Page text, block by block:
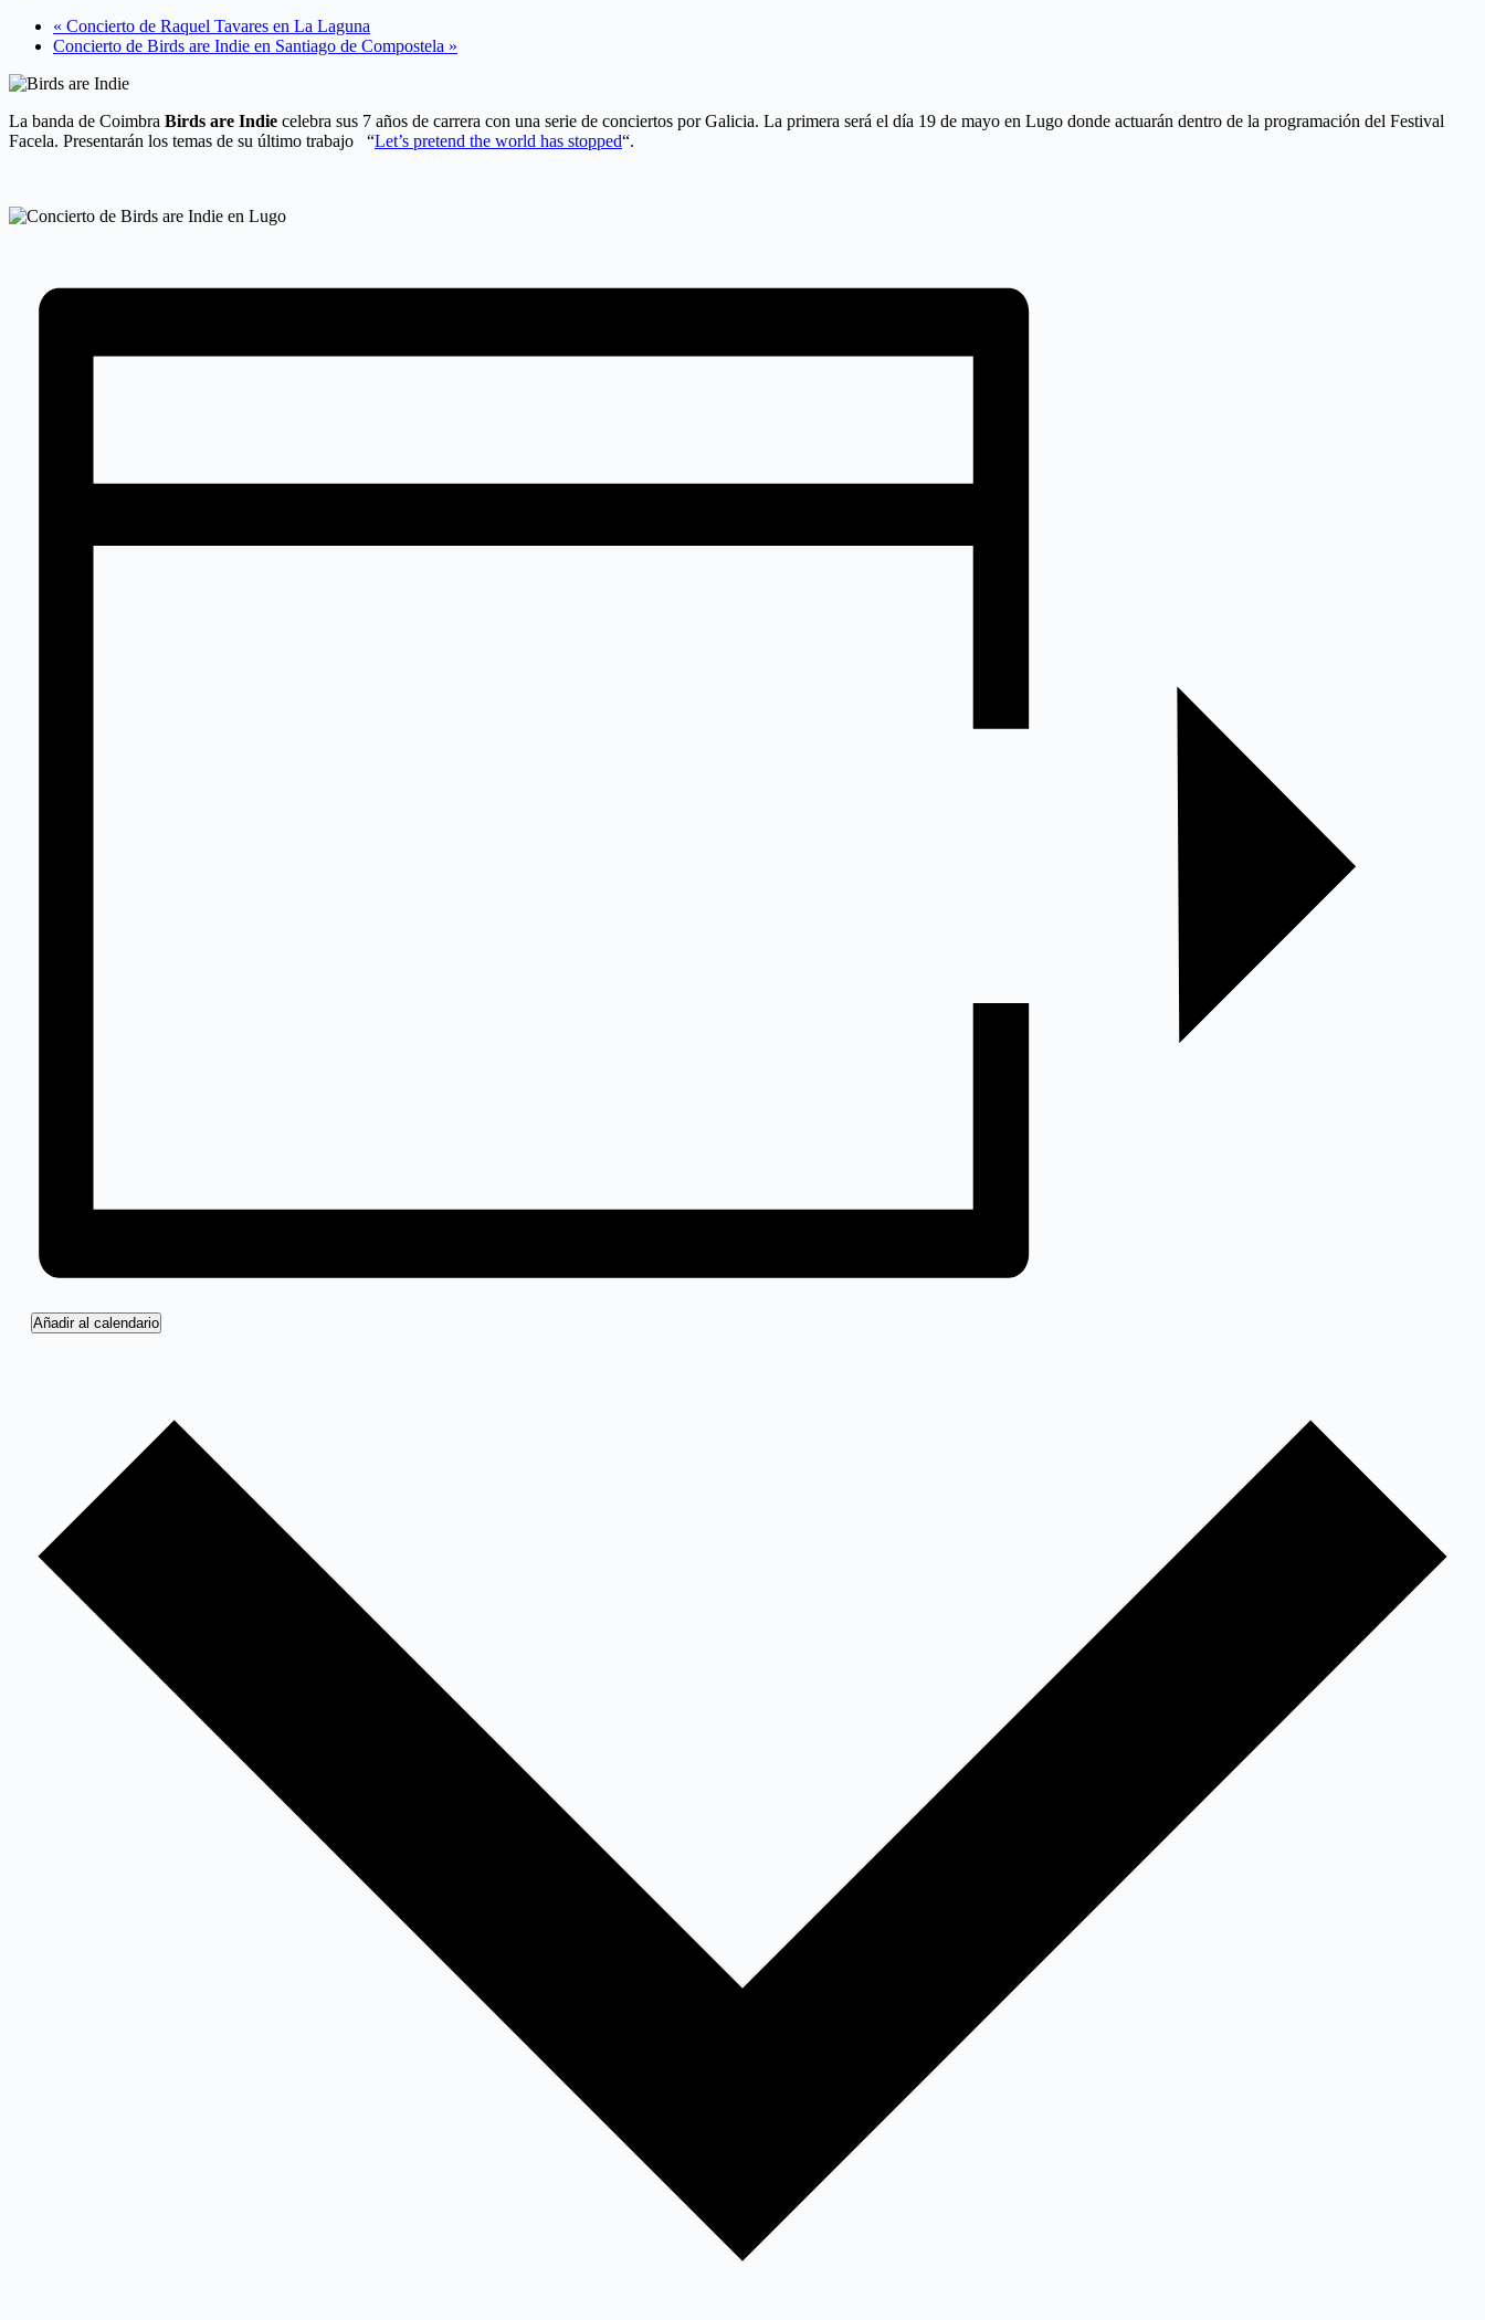
« Concierto de Raquel Tavares en La Laguna
Concierto de Birds are Indie en Santiago de Compostela »
La banda de Coimbra Birds are Indie celebra sus 7 años de carrera con una serie de conciertos por Galicia. La primera será el día 19 de mayo en Lugo donde actuarán dentro de la programación del Festival
Facela. Presentarán los temas de su último trabajo “Let’s pretend the world has stopped“.
Añadir al calendario